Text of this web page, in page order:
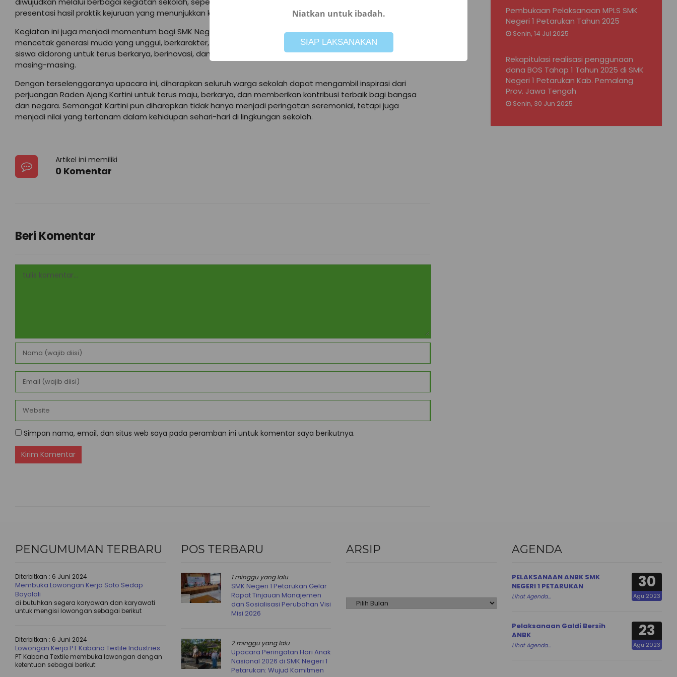
presentasi hasil praktik kejuruan yang menunjukkan kemampuan dan kreativitas peserta didik.
Kegiatan ini juga menjadi momentum bagi SMK Negeri 1 Petarukan untuk menegaskan komitmennya dalam
mencetak generasi muda yang unggul, berkarakter, serta siap menghadapi tantangan masa depan. Para
siswa didorong untuk terus berkarya, berinovasi, dan mengembangkan potensi diri sesuai bidang keahlian
masing-masing.
Dengan terselenggaranya upacara ini, diharapkan seluruh warga sekolah dapat mengambil inspirasi dari
perjuangan Raden Ajeng Kartini untuk terus maju, berkarya, dan memberikan kontribusi terbaik bagi bangsa
dan negara. Semangat Kartini pun diharapkan tidak hanya menjadi peringatan seremonial, tetapi juga
menjadi nilai yang tertanam dalam kehidupan sehari-hari di lingkungan sekolah.
Artikel ini memiliki
0 Komentar
Beri Komentar
Simpan nama, email, dan situs web saya pada peramban ini untuk komentar saya berikutnya.
Pembukaan Pelaksanaan MPLS SMK
Negeri 1 Petarukan Tahun 2025
Senin, 14 Jul 2025
Rekapitulasi realisasi penggunaan
dana BOS Tahap 1 Tahun 2025 di SMK
Negeri 1 Petarukan Kab. Pemalang
Prov. Jawa Tengah
Senin, 30 Jun 2025
PENGUMUMAN TERBARU
Diterbitkan : 6 Juni 2024
Membuka Lowongan Kerja Soto Sedap
Boyolali
di butuhkan segera karyawan dan karyawati
untuk mengisi lowongan sebagai berikut
Diterbitkan : 6 Juni 2024
Lowongan Kerja PT Kabana Textile Industries
PT Kabana Textile membuka lowongan dengan
ketentuan sebagai berikut:
POS TERBARU
1 minggu yang lalu
SMK Negeri 1 Petarukan Gelar
Rapat Tinjauan Manajemen
dan Sosialisasi Perubahan Visi
Misi 2026
2 minggu yang lalu
Upacara Peringatan Hari Anak
Nasional 2026 di SMK Negeri 1
Petarukan: Wujud Komitmen
ARSIP AGENDA
30
Agu 2023
PELAKSANAAN ANBK SMK
NEGERI 1 PETARUKAN
Lihat Agenda...
23
Agu 2023
Pelaksanaan Galdi Bersih
ANBK
Lihat Agenda...
Niatkan untuk ibadah.
SIAP LAKSANAKAN